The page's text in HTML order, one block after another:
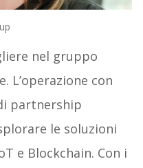
nel gruppo
L’operazione con
partnership
le soluzioni
e Blockchain. Con i